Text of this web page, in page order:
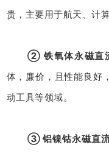
贵，主要用于航天、计
② 铁氧体永磁直
体，廉价，且性能良好
动工具等领域。
③ 铝镍钴永磁直